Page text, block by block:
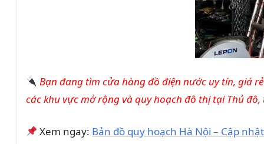
Bạn đang tìm cửa hàng đồ điện nước uy tín, giá
các khu vực mở rộng và quy hoạch đô thị tại Thủ
Xem ngay: Bản đồ quy hoạch Hà Nội – Cập